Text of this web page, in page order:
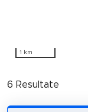
1 km
6 Resultate